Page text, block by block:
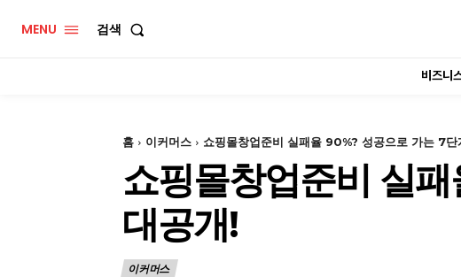
MENU 검색
비즈니
홈 이커머스 쇼핑몰창업준비 실패율 90%? 성공으로 가는 7단
쇼핑몰창업준비 실
대공개!
이커머스